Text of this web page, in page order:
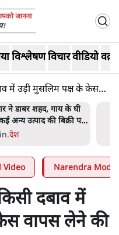
विश्लेषणविचारवीडियो
में उड़ी मुसलिम पक्ष के केस
ने डाबर शहद, गाय के घी
अन्य उत्पाद की बिक्री पर
.देश
Video Narendra Modi
दबाव में
वापस लेने की